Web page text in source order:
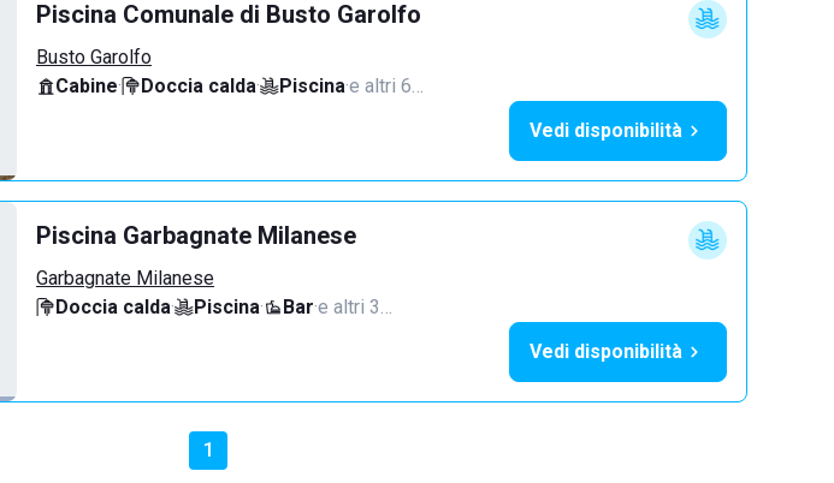
Piscina Comunale di Busto Garolfo
Busto Garolfo
Cabine· Doccia calda· Piscina·e altri 6…
Vedi disponibilità
Piscina Garbagnate Milanese
Garbagnate Milanese
Doccia calda· Piscina· Bar·e altri 3…
Vedi disponibilità
1